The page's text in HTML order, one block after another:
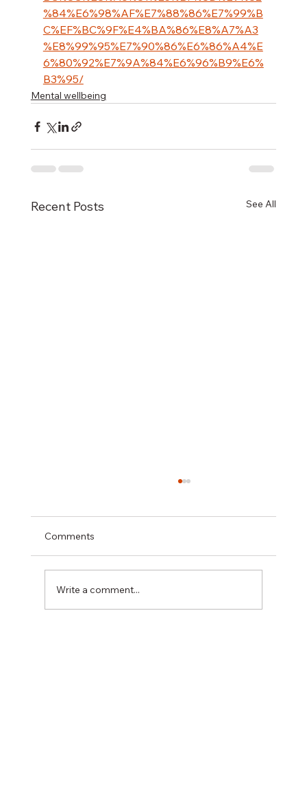
%84%E6%98%AF%E7%88%86%E7%99%B
C%EF%BC%9F%E4%BA%86%E8%A7%A3
%E8%99%95%E7%90%86%E6%86%A4%E
6%80%92%E7%9A%84%E6%96%B9%E6%
B3%95/
Mental wellbeing
Recent Posts See All
Comments
Write a comment...